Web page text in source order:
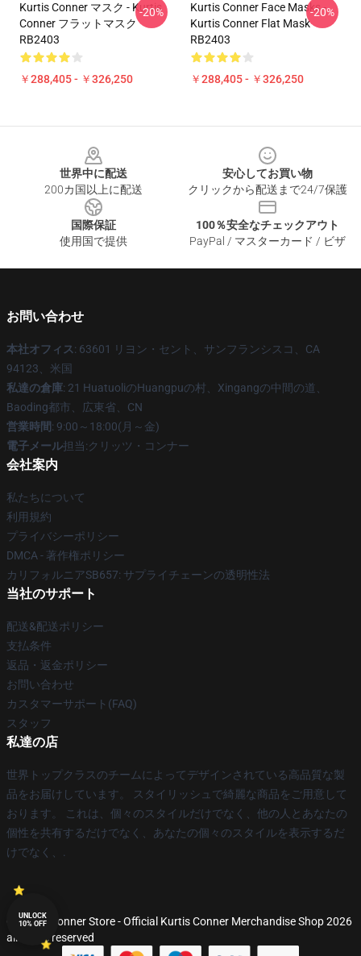
Kurtis Conner マスク - Kurtis
Conner フラットマスク
RB2403
￥288,405 - ￥326,250
-20%
Kurtis Conner Face Masks -
Kurtis Conner Flat Mask
RB2403
￥288,405 - ￥326,250
-20%
世界中に配送
200カ国以上に配送
安心してお買い物
クリックから配送まで24/7保護
国際保証
使用国で提供
100％安全なチェックアウト
PayPal / マスターカード / ビザ
お問い合わせ
本社オフィス: 63601 リヨン・セント、サンフランシスコ、CA
94123、米国
私達の倉庫: 21 HuatuoliのHuangpuの村、Xingangの中間の道、
Baoding都市、広東省、CN
営業時間: 9:00～18:00(月～金)
電子メール担当:クリッツ・コンナー
会社案内
私たちについて
利用規約
プライバシーポリシー
DMCA - 著作権ポリシー
カリフォルニアSB657: サプライチェーンの透明性法
当社のサポート
配送&配送ポリシー
支払条件
返品・返金ポリシー
お問い合わせ
カスタマーサポート(FAQ)
スタッフ
私達の店
世界トップクラスのチームによってデザインされている高品質な製
品をお届けしています。 スタイリッシュで綺麗な商品をご用意して
おります。 これは、個々のスタイルだけでなく、他の人とあなたの
個性を共有するだけでなく、あなたの個々のスタイルを表示するだ
けでなく、.
© Kurtis Conner Store - Official Kurtis Conner Merchandise Shop 2026
all rights reserved
UNLOCK
10% OFF